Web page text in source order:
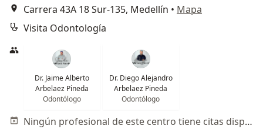
Carrera 43A 18 Sur-135, Medellín • Mapa
Visita Odontología
Dr. Jaime Alberto
Arbelaez Pineda
Odontólogo
Dr. Diego Alejandro
Arbelaez Pineda
Odontólogo
Ningún profesional de este centro tiene citas disponibles